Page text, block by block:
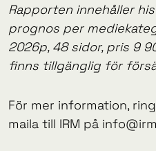
Rapporten innehåller
prognos per
2026p, 48 sidor, pris 9
finns tillgänglig för
För mer information,
maila till IRM på